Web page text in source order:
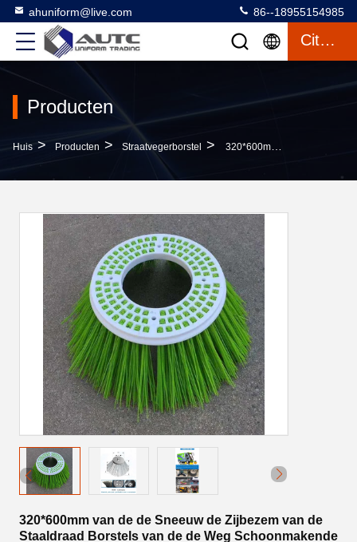
ahuniform@live.com 86--18955154985
Citaat
Producten
Huis > Producten > Straatvegerborstel > 320*600mm Van De De Sneeuw De Zijbezem Van De Staaldraad Borstels Van De De Weg Schoonmakende Veger
320*600mm van de de Sneeuw de Zijbezem van de
Staaldraad Borstels van de de Weg Schoonmakende